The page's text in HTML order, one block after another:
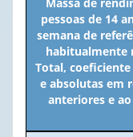
pessoas de 14
semana de
habitualmente
Total,
e absolutas em
anteriores e